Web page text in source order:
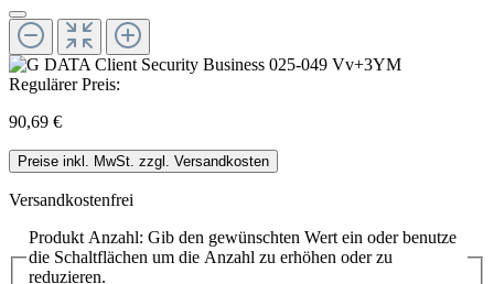
Regulärer Preis:
90,69 €
Preise inkl. MwSt. zzgl. Versandkosten
Versandkostenfrei
Produkt Anzahl: Gib den gewünschten Wert ein oder benutze
die Schaltflächen um die Anzahl zu erhöhen oder zu
reduzieren.